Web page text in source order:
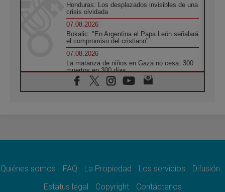
Honduras: Los desplazados invisibles de una
crisis olvidada
07.08.2026
Bokalic: "En Argentina el Papa León señalará
el compromiso del cristiano"
07.08.2026
La matanza de niños en Gaza no cesa: 300
muertos en 300 días
07.08.2026
Tagle: La guerra desfigura el mundo, solo la
como misión al servicio del Evangelio
SIGNIS 2026, dar voz a las religiosas en el
Quiénes somos FAQ La Propiedad Los servicios
Difusión
Estatus legal
Copyright Contáctenos